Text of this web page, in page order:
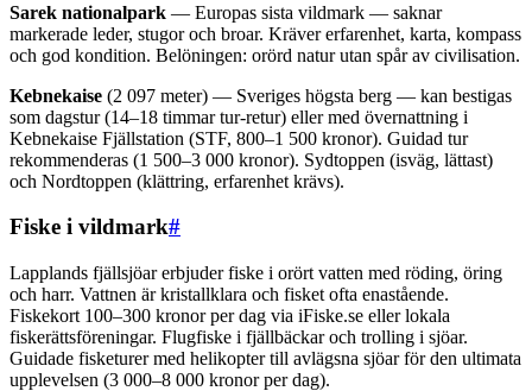
Sarek nationalpark — Europas sista vildmark — saknar
markerade leder, stugor och broar. Kräver erfarenhet, karta, kompass
och god kondition. Belöningen: orörd natur utan spår av civilisation.
Kebnekaise (2 097 meter) — Sveriges högsta berg — kan bestigas
som dagstur (14–18 timmar tur-retur) eller med övernattning i
Kebnekaise Fjällstation (STF, 800–1 500 kronor). Guidad tur
rekommenderas (1 500–3 000 kronor). Sydtoppen (isväg, lättast)
och Nordtoppen (klättring, erfarenhet krävs).
Fiske i vildmark#
Lapplands fjällsjöar erbjuder fiske i orört vatten med röding, öring
och harr. Vattnen är kristallklara och fisket ofta enastående.
Fiskekort 100–300 kronor per dag via iFiske.se eller lokala
fiskerättsföreningar. Flugfiske i fjällbäckar och trolling i sjöar.
Guidade fisketurer med helikopter till avlägsna sjöar för den ultimata
upplevelsen (3 000–8 000 kronor per dag).